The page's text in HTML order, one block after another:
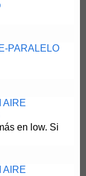
PARALELO
AIRE
en low. Si
AIRE